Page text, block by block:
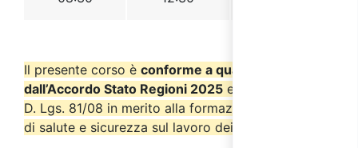
Il presente corso è conforme a quanto previsto
dall’Accordo Stato Regioni 2025 e dall’art. 37 del
D. Lgs. 81/08 in merito alla formazione in materia
di salute e sicurezza sul lavoro dei preposti.